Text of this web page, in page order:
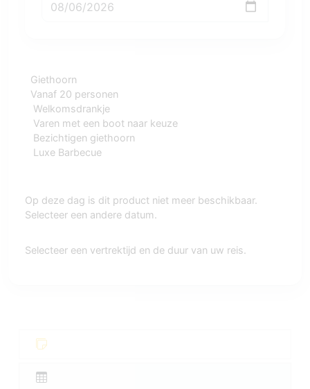
Giethoorn
Vanaf 20 personen
Welkomsdrankje
Varen met een boot naar keuze
Bezichtigen giethoorn
Luxe Barbecue
Op deze dag is dit product niet meer beschikbaar.
Selecteer een andere datum.
Selecteer een vertrektijd en de duur van uw reis.